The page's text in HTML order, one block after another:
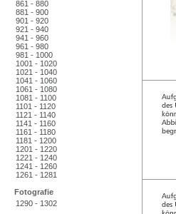
861 - 880
881 - 900
901 - 920
921 - 940
941 - 960
961 - 980
981 - 1000
1001 - 1020
1021 - 1040
1041 - 1060
1061 - 1080
1081 - 1100
1101 - 1120
1121 - 1140
1141 - 1160
1161 - 1180
1181 - 1200
1201 - 1220
1221 - 1240
1241 - 1260
1261 - 1281
Fotografie
1290 - 1302